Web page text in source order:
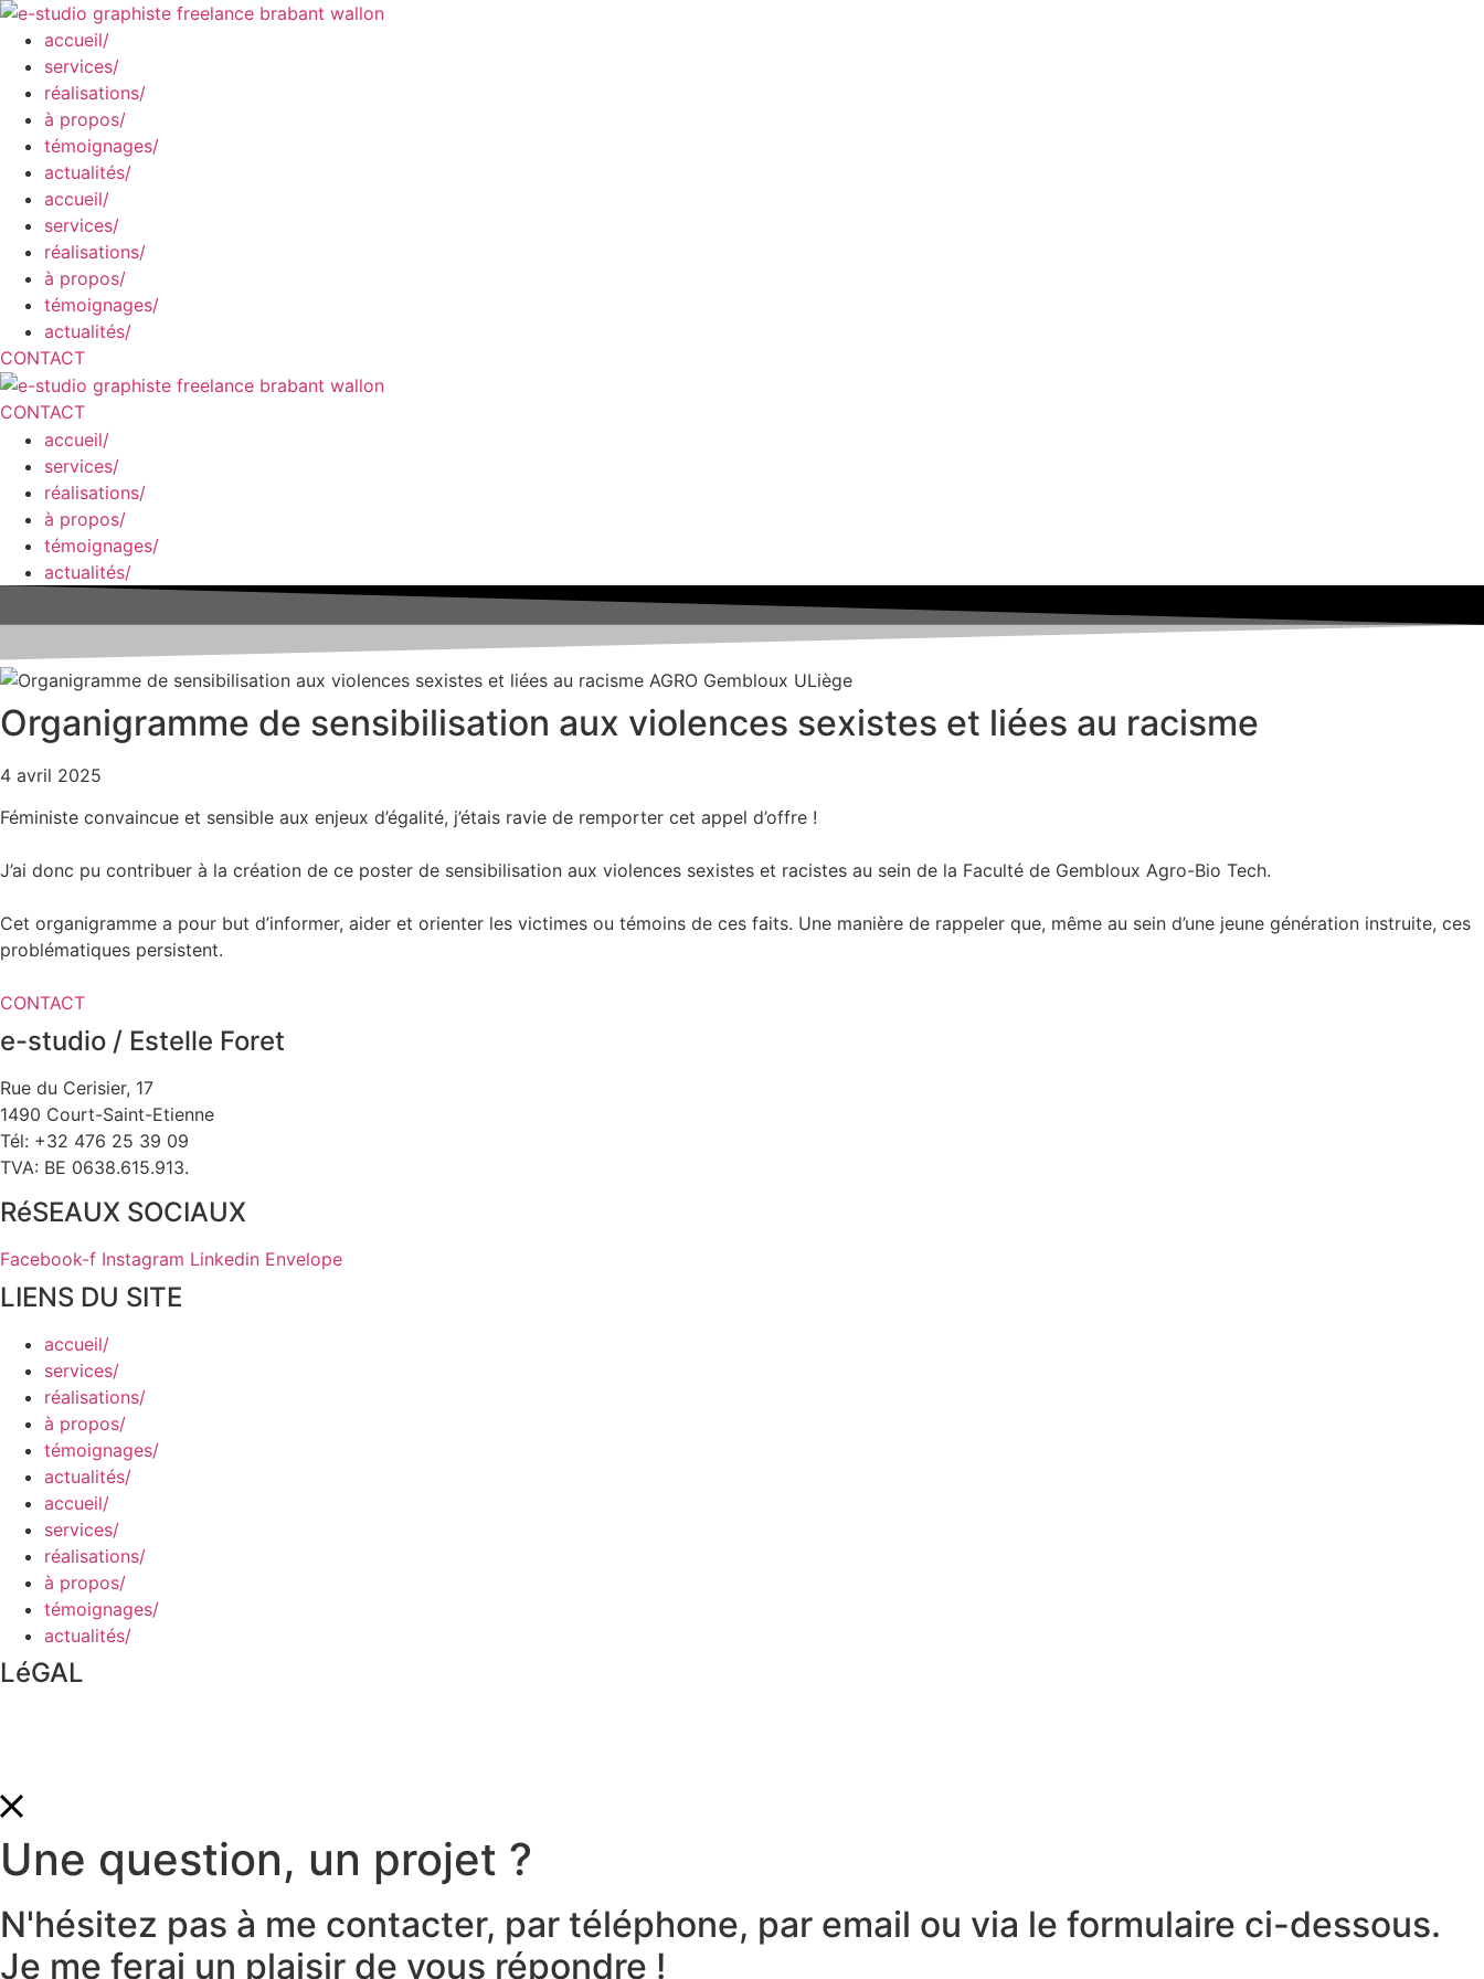
accueil/
services/
réalisations/
à propos/
témoignages/
actualités/
accueil/
services/
réalisations/
à propos/
témoignages/
actualités/
CONTACT
CONTACT
accueil/
services/
réalisations/
à propos/
témoignages/
actualités/
Organigramme de sensibilisation aux violences sexistes et liées au racisme
4 avril 2025
Féministe convaincue et sensible aux enjeux d’égalité, j’étais ravie de remporter cet appel d’offre !
J’ai donc pu contribuer à la création de ce poster de sensibilisation aux violences sexistes et racistes au sein de la Faculté de Gembloux Agro-Bio Tech.
Cet organigramme a pour but d’informer, aider et orienter les victimes ou témoins de ces faits. Une manière de rappeler que, même au sein d’une jeune génération instruite, ces
problématiques persistent.
CONTACT
e-studio / Estelle Foret
Rue du Cerisier, 17
1490 Court-Saint-Etienne
Tél: +32 476 25 39 09
TVA: BE 0638.615.913.
RéSEAUX SOCIAUX
Facebook-f Instagram Linkedin Envelope
LIENS DU SITE
accueil/
services/
réalisations/
à propos/
témoignages/
actualités/
accueil/
services/
réalisations/
à propos/
témoignages/
actualités/
LéGAL
Une question, un projet ?
N'hésitez pas à me contacter, par téléphone, par email ou via le formulaire ci-dessous.
Je me ferai un plaisir de vous répondre !